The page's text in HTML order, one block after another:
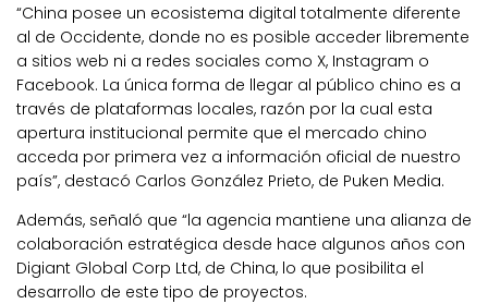
“China posee un ecosistema digital totalmente diferente
al de Occidente, donde no es posible acceder libremente
a sitios web ni a redes sociales como X, Instagram o
Facebook. La única forma de llegar al público chino es a
través de plataformas locales, razón por la cual esta
apertura institucional permite que el mercado chino
acceda por primera vez a información oficial de nuestro
país”, destacó Carlos González Prieto, de Puken Media.
Además, señaló que “la agencia mantiene una alianza de
colaboración estratégica desde hace algunos años con
Digiant Global Corp Ltd, de China, lo que posibilita el
desarrollo de este tipo de proyectos.